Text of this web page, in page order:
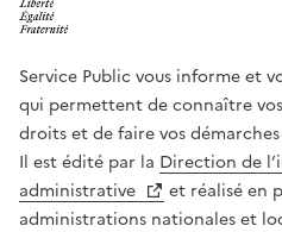
Service Public vous informe et
qui permettent de connaître
droits et de faire vos
Il est édité par la Direction de
administrative
et réalisé en
administrations nationales et